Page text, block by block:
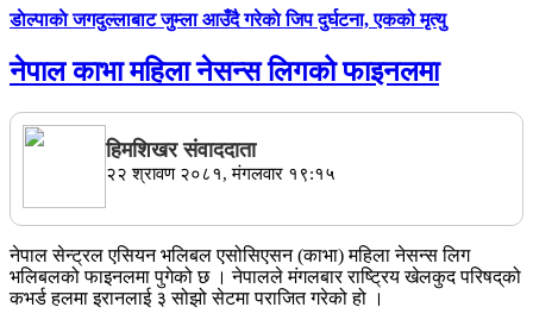
डाेल्पाकाे जगदुल्लाबाट जुम्ला आउँदै गरेकाे जिप दुर्घटना, एकको मृत्यु
नेपाल काभा महिला नेसन्स लिगको फाइनलमा
हिमशिखर संवाददाता
२२ श्रावण २०८१, मंगलवार १९:१५
नेपाल सेन्ट्रल एसियन भलिबल एसोसिएसन (काभा) महिला नेसन्स लिग
भलिबलको फाइनलमा पुगेको छ । नेपालले मंगलबार राष्ट्रिय खेलकुद परिषद्‌को
कभर्ड हलमा इरानलाई ३ सोझो सेटमा पराजित गरेको हो ।